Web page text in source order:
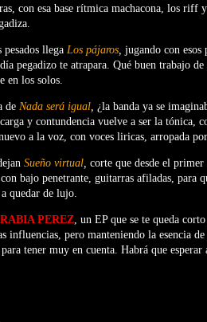
con esa base rítmica machacona, los riff
pesados llega Los pájaros, jugando con esos
pegadizo te atrapara. Qué buen trabajo
en los solos.
de Nada será igual, ¿la banda ya se
y contundencia vuelve a ser la tónica,
a la voz, con voces liricas, arropada
Sueño virtual, corte que desde el primer
bajo penetrante, guitarras afiladas, para
quedar de lujo.
RABIA PEREZ, un EP que se te queda
influencias, pero manteniendo la esencia
tener muy en cuenta. Habrá que